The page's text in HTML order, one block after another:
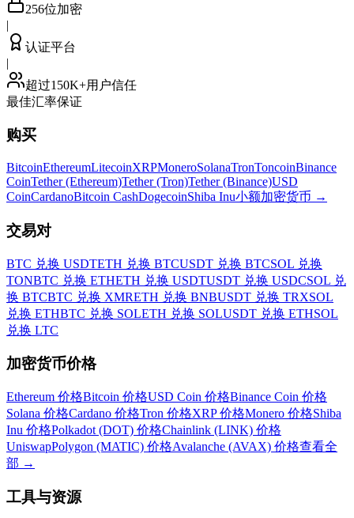
256位加密
|
认证平台
|
超过150K+用户信任
最佳汇率保证
购买
BitcoinEthereumLitecoinXRPMoneroSolanaTronToncoinBinance
CoinTether (Ethereum)Tether (Tron)Tether (Binance)USD
CoinCardanoBitcoin CashDogecoinShiba Inu小额加密货币 →
交易对
BTC 兑换 USDTETH 兑换 BTCUSDT 兑换 BTCSOL 兑换
TONBTC 兑换 ETHETH 兑换 USDTUSDT 兑换 USDCSOL 兑
换 BTCBTC 兑换 XMRETH 兑换 BNBUSDT 兑换 TRXSOL
兑换 ETHBTC 兑换 SOLETH 兑换 SOLUSDT 兑换 ETHSOL
兑换 LTC
加密货币价格
Ethereum 价格Bitcoin 价格USD Coin 价格Binance Coin 价格
Solana 价格Cardano 价格Tron 价格XRP 价格Monero 价格Shiba
Inu 价格Polkadot (DOT) 价格Chainlink (LINK) 价格
UniswapPolygon (MATIC) 价格Avalanche (AVAX) 价格查看全
部 →
工具与资源